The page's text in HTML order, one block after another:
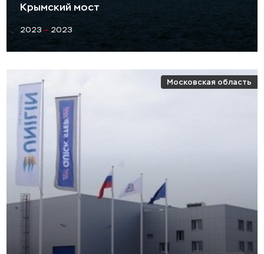
Крымский мост
2023 —2023
Московская область